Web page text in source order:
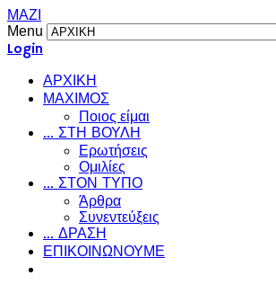
ΜΑΖΙ
Menu
Login
ΑΡΧΙΚΗ
ΜΑΧΙΜΟΣ
Ποιος είμαι
... ΣΤΗ ΒΟΥΛΗ
Ερωτήσεις
Ομιλίες
... ΣΤΟΝ ΤΥΠΟ
Άρθρα
Συνεντεύξεις
... ΔΡΑΣΗ
ΕΠΙΚΟΙΝΩΝΟΥΜΕ